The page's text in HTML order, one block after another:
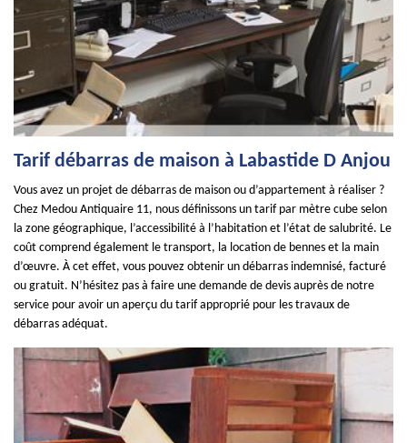
Tarif débarras de maison à Labastide D Anjou
Vous avez un projet de débarras de maison ou d’appartement à réaliser ?
Chez Medou Antiquaire 11, nous définissons un tarif par mètre cube selon
la zone géographique, l’accessibilité à l’habitation et l’état de salubrité. Le
coût comprend également le transport, la location de bennes et la main
d’œuvre. À cet effet, vous pouvez obtenir un débarras indemnisé, facturé
ou gratuit. N’hésitez pas à faire une demande de devis auprès de notre
service pour avoir un aperçu du tarif approprié pour les travaux de
débarras adéquat.